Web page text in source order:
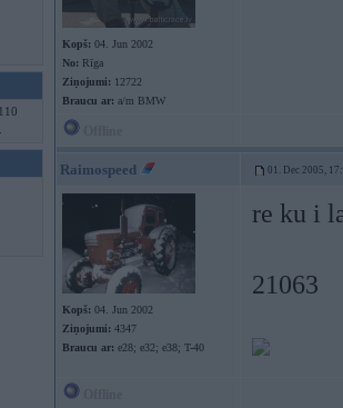
Kopš: 04. Jun 2002
No: Rīga
Ziņojumi: 12722
Braucu ar: a/m BMW
Raimospeed 01. Dec 2005,
Kopš: 04. Jun 2002
Ziņojumi: 4347
Braucu ar: e28; e32; e38; T-40
re ku i
21063